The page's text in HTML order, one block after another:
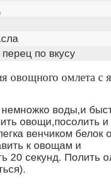
по вкусу
овощного омлета с
немножко воды,и
овощи,посолить и
венчиком белок
к овощам и
20 секунд. Полить